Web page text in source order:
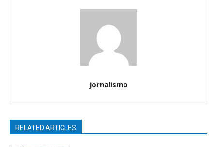
jornalismo
RELATED ARTICLES